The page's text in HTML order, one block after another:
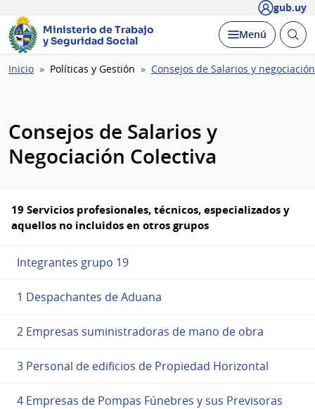
gub.uy
Ministerio de Trabajo
y Seguridad Social
Desplegar
Menú Abrir
Ruta
Inicio Políticas y Gestión Consejos de Salarios y
Consejos de Salarios y
Negociación Colectiva
19 Servicios profesionales, técnicos, especializados y
aquellos no incluidos en otros grupos
Integrantes grupo 19
1 Despachantes de Aduana
2 Empresas suministradoras de mano de obra
3 Personal de edificios de Propiedad Horizontal
4 Empresas de Pompas Fúnebres y sus Previsoras